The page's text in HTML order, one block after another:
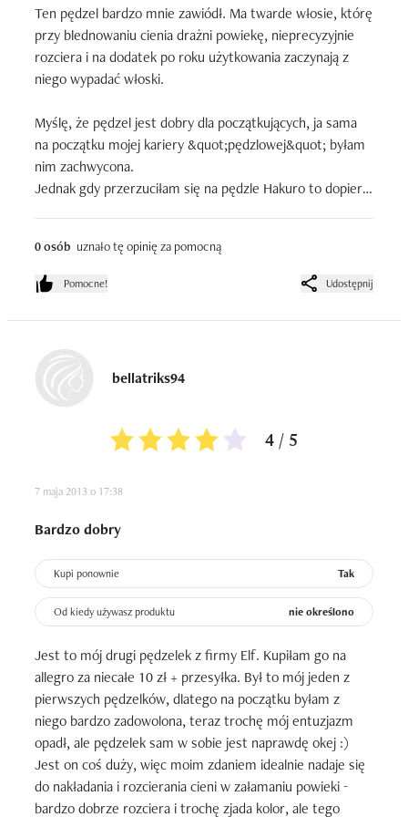
Używam tego produktu od: ok. dwóch miesięcy
Ilość zużytych opakowań: pierwszy pędzelek
Ten pędzel bardzo mnie zawiódł. Ma twarde włosie, którę
przy blednowaniu cienia drażni powiekę, nieprecyzyjnie
rozciera i na dodatek po roku użytkowania zaczynają z
niego wypadać włoski.
Myślę, że pędzel jest dobry dla początkujących, ja sama
na początku mojej kariery &quot;pędzlowej&quot; byłam
nim zachwycona.
Jednak gdy przerzuciłam się na pędzle Hakuro to dopiero
0 osób uznało tę opinię za pomocną
Pomocne! Udostępnij
bellatriks94
4 / 5
7 maja 2013 o 17:38
Bardzo dobry
Kupi ponownie Tak
Od kiedy używasz produktu nie określono
Jest to mój drugi pędzelek z firmy Elf. Kupiłam go na
allegro za niecałe 10 zł + przesyłka. Był to mój jeden z
pierwszych pędzelków, dlatego na początku byłam z
niego bardzo zadowolona, teraz trochę mój entuzjazm
opadł, ale pędzelek sam w sobie jest naprawdę okej :)
Jest on coś duży, więc moim zdaniem idealnie nadaje się
do nakładania i rozcierania cieni w załamaniu powieki -
bardzo dobrze rozciera i trochę zjada kolor, ale tego